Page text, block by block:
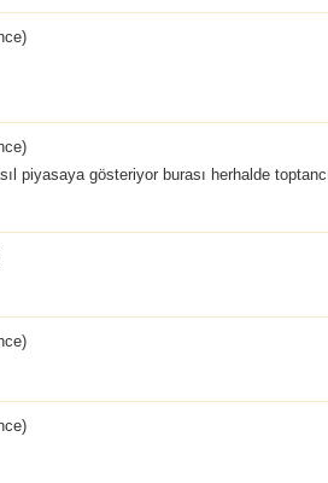
)
)
piyasaya gösteriyor burası herhalde
)
)